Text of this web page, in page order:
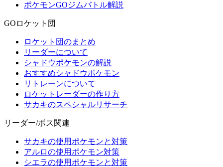
ポケモンGOジムバトル解説
GOロケット団
ロケット団のまとめ
リーダーについて
シャドウポケモンの解説
おすすめシャドウポケモン
リトレーンについて
ロケットレーダーの作り方
サカキのスペシャルリサーチ
リーダー/ボス関連
サカキの使用ポケモンと対策
アルロの使用ポケモン対策
シエラの使用ポケモンと対策